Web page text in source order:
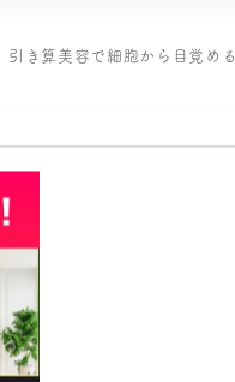
き算美容で細胞から目覚める